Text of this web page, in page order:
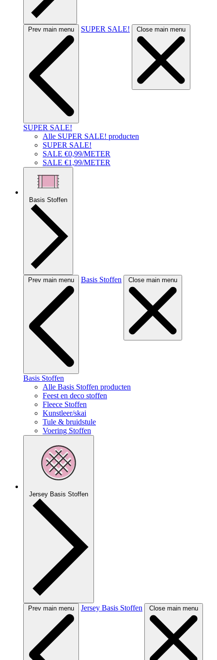
Prev main menu SUPER SALE! Close main menu
SUPER SALE!
Alle SUPER SALE! producten
SUPER SALE!
SALE €0,99/METER
SALE €1,99/METER
Basis Stoffen
Prev main menu Basis Stoffen Close main menu
Basis Stoffen
Alle Basis Stoffen producten
Feest en deco stoffen
Fleece Stoffen
Kunstleer/skai
Tule & bruidstule
Voering Stoffen
Jersey Basis Stoffen
Prev main menu Jersey Basis Stoffen Close main menu